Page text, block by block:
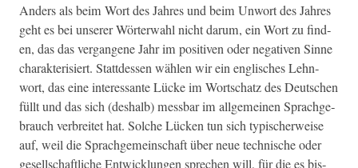
Anders als beim Wort des Jahres und beim Unwort des Jahres
geht es bei unser­er Wörter­wahl nicht darum, ein Wort zu find­
en, das das ver­gan­gene Jahr im pos­i­tiv­en oder neg­a­tiv­en Sinne
charak­ter­isiert. Stattdessen wählen wir ein englis­ches Lehn­
wort, das eine inter­es­sante Lücke im Wortschatz des Deutschen
füllt und das sich (deshalb) mess­bar im all­ge­meinen Sprachge­
brauch ver­bre­it­et hat. Solche Lück­en tun sich typ­is­cher­weise
auf, weil die Sprachge­mein­schaft über neue tech­nis­che oder
gesellschaftliche Entwick­lun­gen sprechen will, für die es bis­